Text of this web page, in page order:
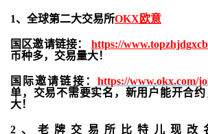
1、全球第二大交易所OKX欧意
国区邀请链接： https://
币种多，交易量大！
国际邀请链接： https://www.okx.com/
单，交易不需要实名，新用户能开合约
大！
2、老牌交易所比特儿现改